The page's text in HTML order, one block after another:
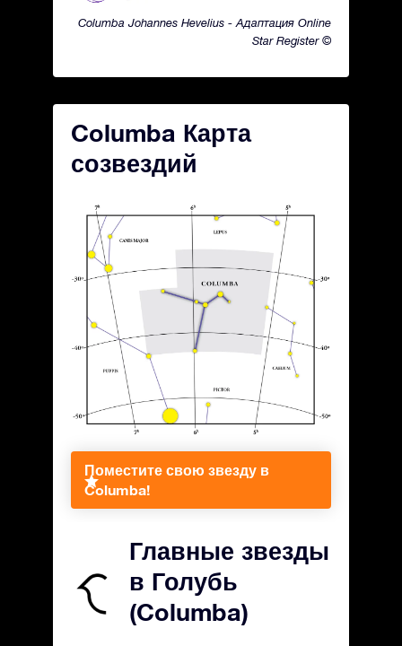
Columba Johannes Hevelius - Адаптация Online
Star Register ©
Columba Карта
созвездий
Поместите свою звезду в
Columba!
Главные звезды
в Голубь
(Columba)